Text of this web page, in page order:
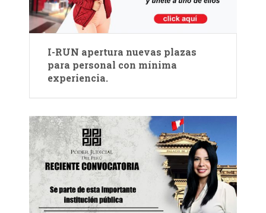
I-RUN apertura nuevas plazas
para personal con mínima
experiencia.